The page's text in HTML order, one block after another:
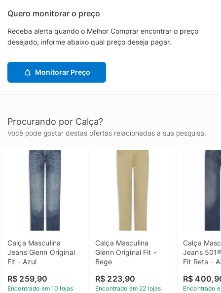
Quero monitorar o preço
Receba alerta quando o Melhor Comprar encontrar o preço
desejado, informe abaixo qual preço deseja pagar.
Monitorar Preço
Procurando por Calça?
Você pode gostar destas ofertas relacionadas a sua pesquisa.
Calça Masculina
Jeans Glenn Original
Fit - Azul
R$ 259,90
Encontrado em 10 lojas
Calça Masculina
Glenn Original Fit -
Bege
R$ 223,90
Encontrado em 22 lojas
Calça
Jeans
Fit Reta -
R$
Encontrado